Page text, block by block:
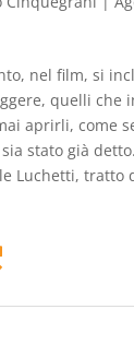
nel film, si
quelli che
aprirli, come
stato già
Luchetti, tratto